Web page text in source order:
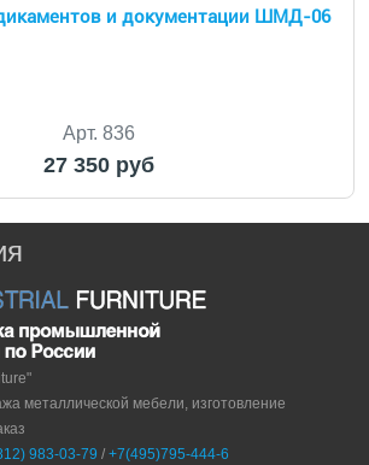
и документации ШМД-06
Арт. 836
27 350 руб
металлической мебели, изготовление
983-03-79 / +7(495)795-444-6